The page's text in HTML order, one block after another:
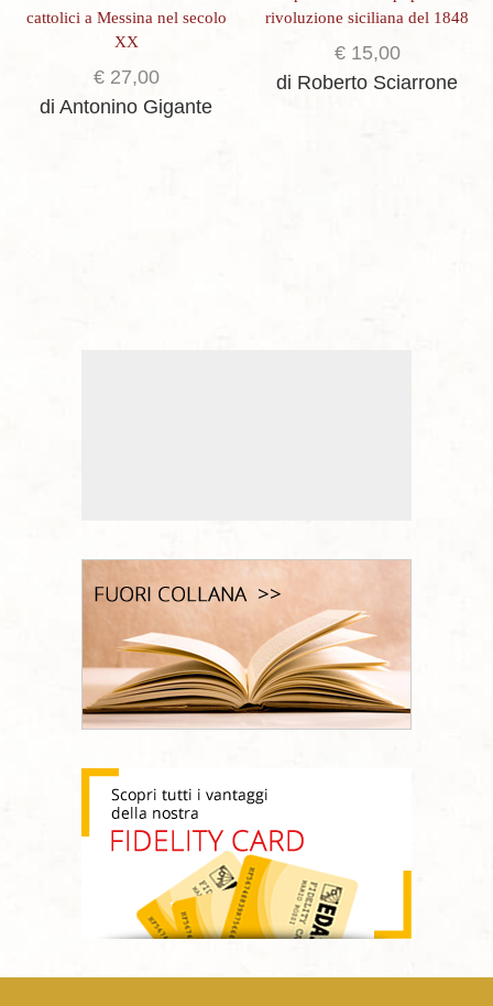
cattolici a Messina nel secolo
XX
€27,00
di Antonino Gigante
rivoluzione siciliana del 1848
€15,00
di Roberto Sciarrone